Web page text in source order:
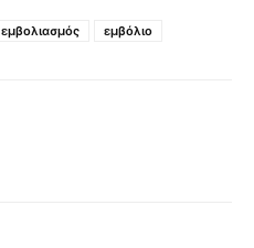
εμβολιασμός εμβόλιο